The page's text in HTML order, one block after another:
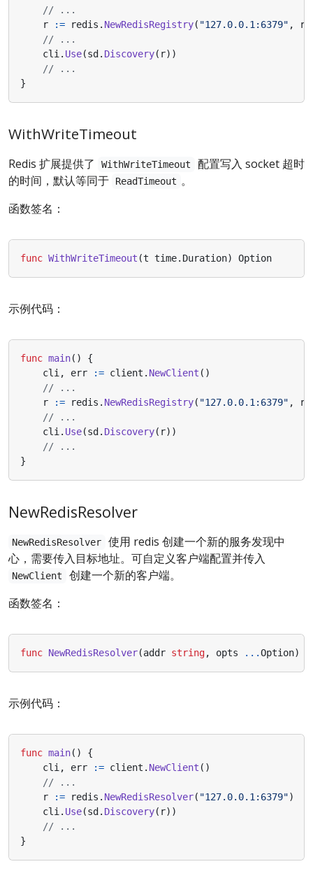
// ...
r
:= redis . NewRedisRegistry( "127.0.0.1:6379" ,
// ...
cli. Use(sd . Discovery( r))
// ...
}
WithWriteTimeout
Redis 扩展提供了 WithWriteTimeout
配置写入 socket 超时
的时间，默认等同于
ReadTimeout 。
函数签名：
func WithWriteTimeout (t time. Duration) Option
示例代码：
func main()
{
cli , err := client . NewClient ()
// ...
r
:= redis . NewRedisRegistry( "127.0.0.1:6379" ,
// ...
cli . Use(sd . Discovery( r))
// ...
}
NewRedisResolver
NewRedisResolver
使用 redis 创建一个新的服务发现中
心，需要传入目标地址。可自定义客户端配置并传入
NewClient
创建一个新的客户端。
函数签名：
func NewRedisResolver(addr string, opts ...Option)
示例代码：
func main()
{
cli , err := client . NewClient ()
// ...
r
:= redis . NewRedisResolver( "127.0.0.1:6379")
cli . Use(sd . Discovery( r))
// ...
}